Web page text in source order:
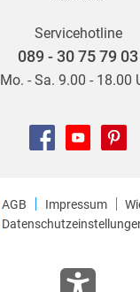
Servicehotline
089 - 30 75 79 03
Mo. - Sa. 9.00 - 18.00
AGB Impressum